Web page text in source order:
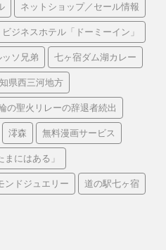
ネットショップ／セール情報
ビジネスホテル「ドーミーイン」
ッソ兄弟 七ヶ宿ダム湖カレー
県西三河地方
の聖火リレーの辞退者続出
澪森 無料漫画サービス
にはある」
ンドジュエリー 道の駅七ヶ宿